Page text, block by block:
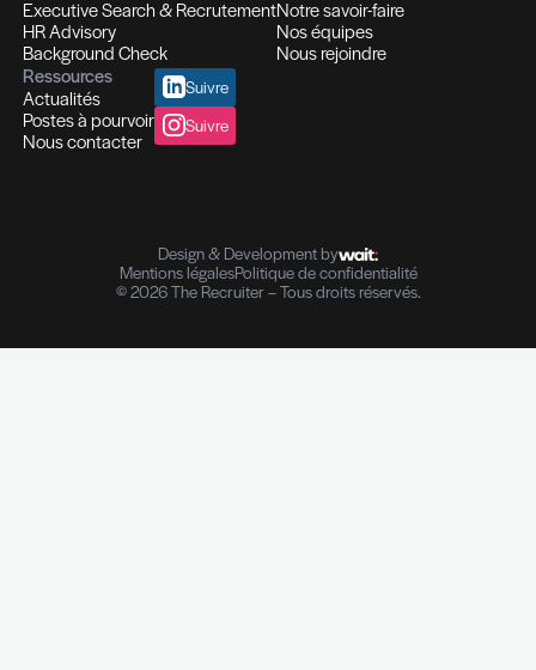
Conseil en Ressources Humaines
Solutions In-house
Evaluation des compétences
Contrôle de références professionnelles